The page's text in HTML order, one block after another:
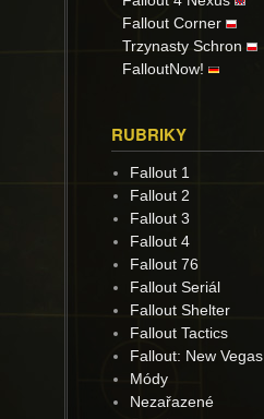
Fallout Corner
Trzynasty Schron
FalloutNow!
RUBRIKY
Fallout 1
Fallout 2
Fallout 3
Fallout 4
Fallout 76
Fallout Seriál
Fallout Shelter
Fallout Tactics
Fallout: New Vegas
Módy
Nezařazené